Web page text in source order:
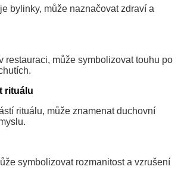
bylinky, může naznačovat zdraví a
restauraci, může symbolizovat touhu po
rituálu
rituálu, může znamenat duchovní
symbolizovat rozmanitost a vzrušení